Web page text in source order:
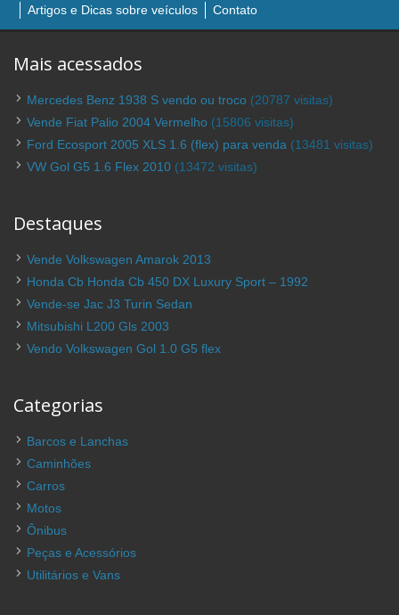
Artigos e Dicas sobre veículos Contato
Mais acessados
Mercedes Benz 1938 S vendo ou troco (20787 visitas)
Vende Fiat Palio 2004 Vermelho (15806 visitas)
Ford Ecosport 2005 XLS 1.6 (flex) para venda (13481 visitas)
VW Gol G5 1.6 Flex 2010 (13472 visitas)
Destaques
Vende Volkswagen Amarok 2013
Honda Cb Honda Cb 450 DX Luxury Sport – 1992
Vende-se Jac J3 Turin Sedan
Mitsubishi L200 Gls 2003
Vendo Volkswagen Gol 1.0 G5 flex
Categorias
Barcos e Lanchas
Caminhões
Carros
Motos
Ônibus
Peças e Acessórios
Utilitários e Vans